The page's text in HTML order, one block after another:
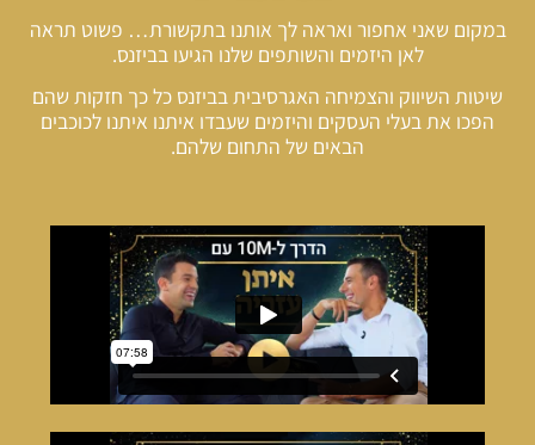
במקום שאני אחפור ואראה לך אותנו בתקשורת… פשוט תראה
לאן היזמים והשותפים שלנו הגיעו בביזנס.
שיטות השיווק והצמיחה האגרסיבית בביזנס כל כך חזקות שהם
הפכו את בעלי העסקים והיזמים שעבדו איתנו איתנו לכוכבים
הבאים של התחום שלהם.